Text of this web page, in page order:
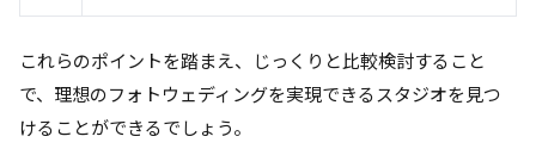
これらのポイントを踏まえ、じっくりと比較検討すること
で、理想のフォトウェディングを実現できるスタジオを見つ
けることができるでしょう。